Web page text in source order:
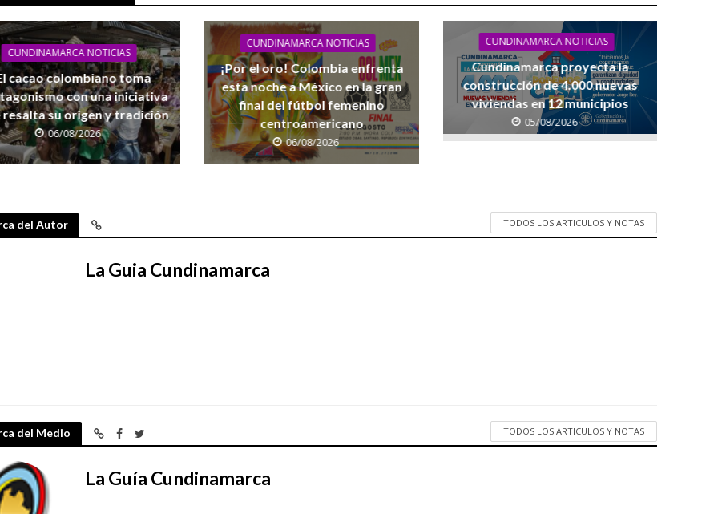
CUNDINAMARCA NOTICIAS
cacao colombiano toma
con una iniciativa
resalta su origen y tradición
06/08/2026
CUNDINAMARCA NOTICIAS
¡Por el oro! Colombia enfrenta
esta noche a México en la gran
final del fútbol femenino
centroamericano
06/08/2026
CUNDINAMARCA NOTICIAS
Cundinamarca proyecta la
construcción de 4.000 nuevas
viviendas en 12 municipios
05/08/2026
del Autor TODOS LOS ARTICULOS Y NOTAS
La Guia Cundinamarca
del Medio TODOS LOS ARTICULOS Y NOTAS
La Guía Cundinamarca